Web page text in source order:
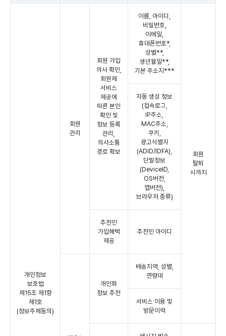
개인정보
보호법
제15조 제1항
제1호
(정보주체동의)
회원
관리
회원 가입
의사 확인,
회원제
서비스
제공에
따른 본인
확인 및
정보 등록
관리,
의사소통
경로 확보
이름, 아이디,
비밀번호,
이메일,
휴대폰번호*,
성별**,
생년월일**,
기본 주소지***
회원
탈퇴
시까지
자동 생성 정보
(접속로그,
IP주소,
MAC주소,
쿠키,
광고식별자
(ADID/IDFA),
단말정보
(DeviceID,
OS버전,
앱버전),
브라우저 종류)
추천인
가입혜택
제공
추천인 아이디
개인화
정보 추천
배송지역, 성별,
연령대
서비스 이용 및
방문이력